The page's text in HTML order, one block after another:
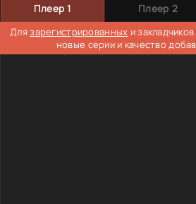
Плеер 1 Плеер 2
Длязарегистрированных и
новые серии и качество